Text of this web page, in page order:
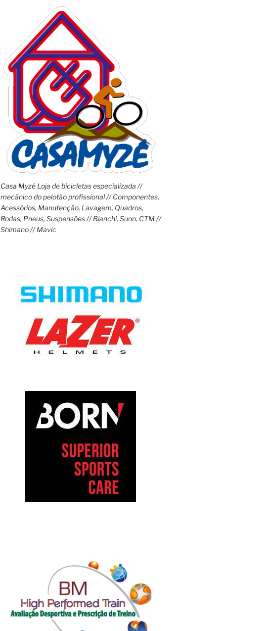
Casa MyzéLoja de bicicletas especializada //
mecânico do pelotão profissional // Componentes,
Acessórios, Manutenção, Lavagem, Quadros,
Rodas, Pneus, Suspensões // Bianchi, Sunn, CTM //
Shimano // Mavic